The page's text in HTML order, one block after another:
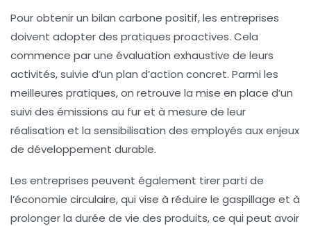
Pour obtenir un bilan carbone positif, les entreprises
doivent adopter des pratiques proactives. Cela
commence par une évaluation exhaustive de leurs
activités, suivie d’un plan d’action concret. Parmi les
meilleures pratiques, on retrouve la mise en place d’un
suivi des émissions au fur et à mesure de leur
réalisation et la sensibilisation des employés aux enjeux
de développement durable.
Les entreprises peuvent également tirer parti de
l’économie circulaire, qui vise à réduire le gaspillage et à
prolonger la durée de vie des produits, ce qui peut avoir